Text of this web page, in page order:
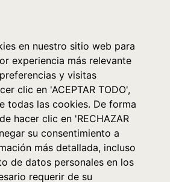
en nuestro sitio web para
experiencia más relevante
y visitas
clic en 'ACEPTAR TODO',
todas las cookies. De forma
hacer clic en 'RECHAZAR
su consentimiento a
más detallada, incluso
de datos personales en los
requerir de su